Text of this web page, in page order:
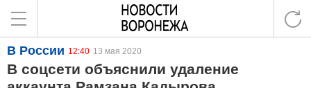
В России 12:40 13 мая 2020
В соцсети объяснили удаление